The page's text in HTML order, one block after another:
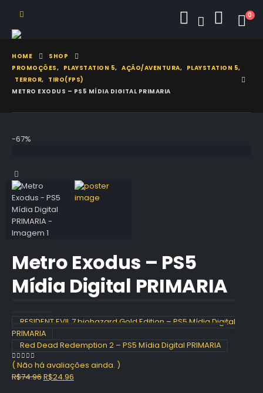
0
HOME
SHOP
PROMOÇÕES, PLAYSTATION 5, AÇÃO/AVENTURA, PLAYSTATION 5,
TERROR, TIRO(FPS)
METRO EXODUS – PS5 MÍDIA DIGITAL PRIMARIA
-67%
Metro Exodus – PS5
Mídia Digital PRIMARIA
RESIDENT EVIL 7 biohazard Gold Edition – PS5 Mídia Digital
PRIMARIA
Red Dead Redemption 2 – PS5 Mídia Digital PRIMARIA
0 out of 5
( Não há avaliações ainda. )
R$74.96O
R$24.96